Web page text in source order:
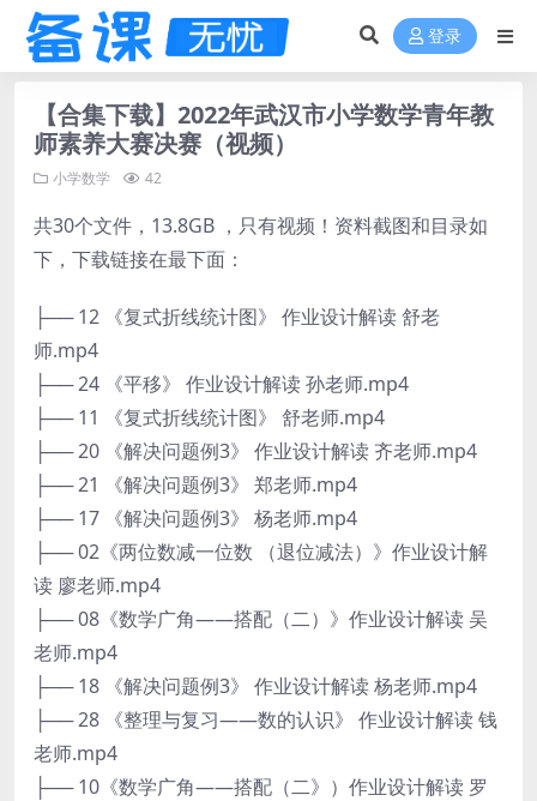
登录
【合集下载】2022年武汉市小学数学青年教
师素养大赛决赛（视频）
小学数学 42
共30个文件，13.8GB ，只有视频！资料截图和目录如
下，下载链接在最下面：
├── 12 《复式折线统计图》 作业设计解读 舒老
师.mp4
├── 24 《平移》 作业设计解读 孙老师.mp4
├── 11 《复式折线统计图》 舒老师.mp4
├── 20 《解决问题例3》 作业设计解读 齐老师.mp4
├── 21 《解决问题例3》 郑老师.mp4
├── 17 《解决问题例3》 杨老师.mp4
├── 02《两位数减一位数 （退位减法）》作业设计解
读 廖老师.mp4
├── 08《数学广角——搭配（二）》作业设计解读 吴
老师.mp4
├── 18 《解决问题例3》 作业设计解读 杨老师.mp4
├── 28 《整理与复习——数的认识》 作业设计解读 钱
老师.mp4
├── 10《数学广角——搭配（二》）作业设计解读 罗